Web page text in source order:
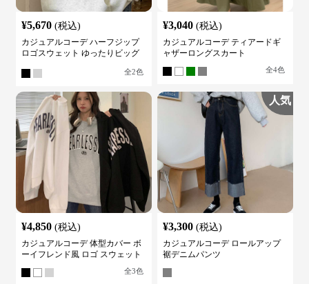
¥5,670 (税込)
カジュアルコーデ ハーフジップ
ロゴスウェット ゆったりビッグ
全2色
¥3,040 (税込)
カジュアルコーデ ティアードギ
ャザーロングスカート
全4色
¥4,850 (税込)
カジュアルコーデ 体型カバー ボ
ーイフレンド風 ロゴ スウェット
全3色
人気
¥3,300 (税込)
カジュアルコーデ ロールアップ
裾デニムパンツ